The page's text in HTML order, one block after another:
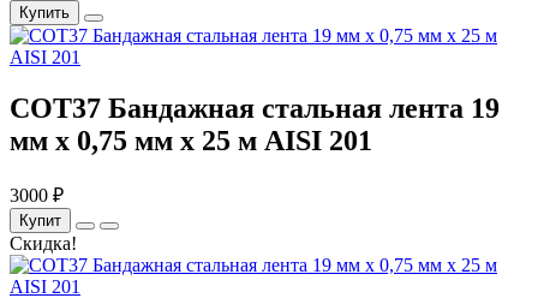
Купить
COT37 Бандажная стальная лента 19
мм x 0,75 мм x 25 м AISI 201
3000 ₽
Купит
Скидка!